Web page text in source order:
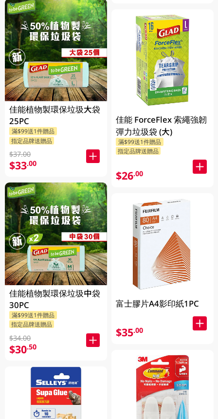
佳能植物製環保垃圾大袋
25PC
滿$99送1件贈品
指定品牌送贈品
$37.00
$33.00
佳能植物製環保垃圾中袋
30PC
滿$99送1件贈品
指定品牌送贈品
$34.00
$30.50
佳能 ForceFlex 索繩強韌
彈力垃圾袋 (大)
滿$99送1件贈品
指定品牌送贈品
$26.00
富士膠片A4影印紙1PC
$35.00